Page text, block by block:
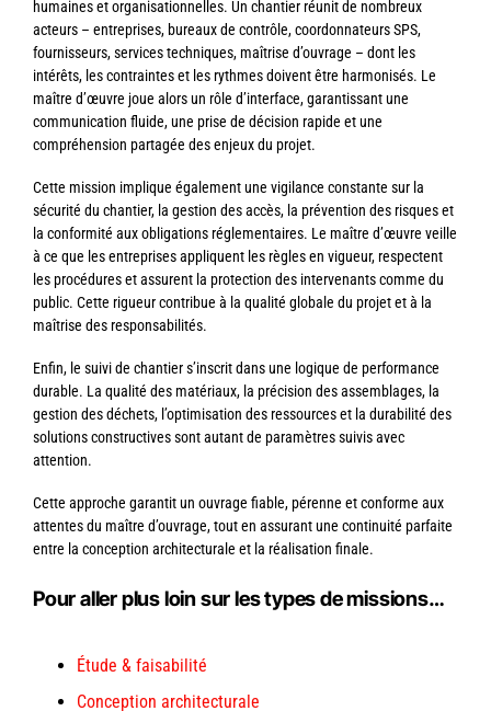
humaines et organisationnelles. Un chantier réunit de nombreux
acteurs – entreprises, bureaux de contrôle, coordonnateurs SPS,
fournisseurs, services techniques, maîtrise d’ouvrage – dont les
intérêts, les contraintes et les rythmes doivent être harmonisés. Le
maître d’œuvre joue alors un rôle d’interface, garantissant une
communication fluide, une prise de décision rapide et une
compréhension partagée des enjeux du projet.
Cette mission implique également une vigilance constante sur la
sécurité du chantier, la gestion des accès, la prévention des risques et
la conformité aux obligations réglementaires. Le maître d’œuvre veille
à ce que les entreprises appliquent les règles en vigueur, respectent
les procédures et assurent la protection des intervenants comme du
public. Cette rigueur contribue à la qualité globale du projet et à la
maîtrise des responsabilités.
Enfin, le suivi de chantier s’inscrit dans une logique de performance
durable. La qualité des matériaux, la précision des assemblages, la
gestion des déchets, l’optimisation des ressources et la durabilité des
solutions constructives sont autant de paramètres suivis avec
attention.
Cette approche garantit un ouvrage fiable, pérenne et conforme aux
attentes du maître d’ouvrage, tout en assurant une continuité parfaite
entre la conception architecturale et la réalisation finale.
Pour aller plus loin sur les types de missions…
Étude & faisabilité
Conception architecturale